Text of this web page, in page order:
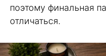
поэтому финальная
отличаться.